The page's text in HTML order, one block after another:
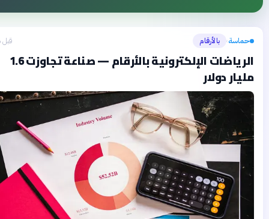
› بالأرقام قبل شهرين
الرياضات الإلكترونية بالأرقام — صناعة تجاوزت 1.6
دولار